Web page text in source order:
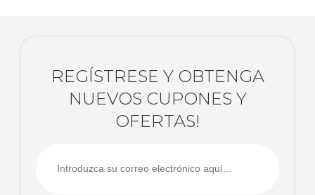
REGÍSTRESE Y OBTENGA
NUEVOS CUPONES Y
OFERTAS!